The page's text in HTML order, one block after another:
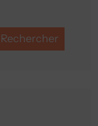
Rechercher